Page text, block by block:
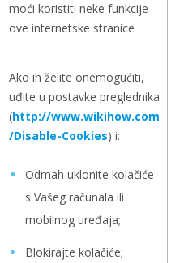
moći koristiti neke funkcije
ove internetske stranice
Ako ih želite onemogućiti,
uđite u postavke preglednika
(http://www.wikihow.com
/Disable-Cookies) i:
Odmah uklonite kolačiće
s Vašeg računala ili
mobilnog uređaja;
Blokirajte kolačiće;